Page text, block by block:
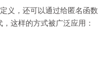
义，还可以通过给匿名函数
这样的方式被广泛应用：